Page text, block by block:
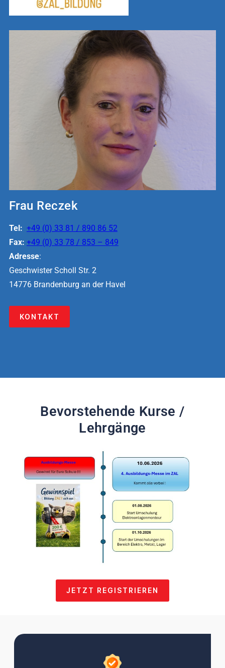
Frau Reczek
Tel: +49 (0) 33 81 / 890 86 52
Fax: +49 (0) 33 78 / 853 – 849
Adresse:
Geschwister Scholl Str. 2
14776 Brandenburg an der Havel
KONTAKT
Bevorstehende Kurse /
Lehrgänge
JETZT REGISTRIEREN